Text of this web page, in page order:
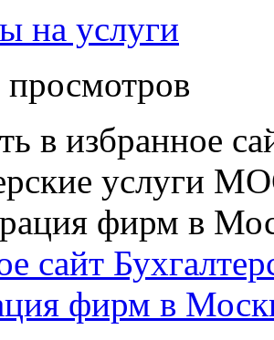
на услуги
сайт
фирм в